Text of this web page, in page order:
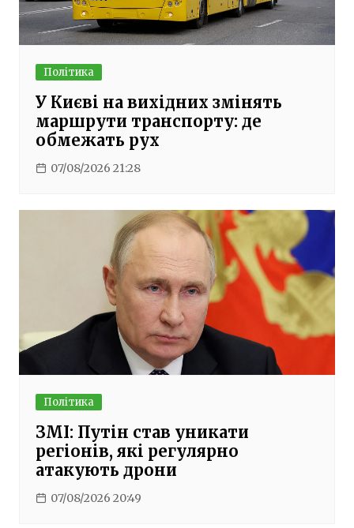
Політика
У Києві на вихідних змінять
маршрути транспорту: де
обмежать рух
07/08/2026 21:28
Політика
ЗМІ: Путін став уникати
регіонів, які регулярно
атакують дрони
07/08/2026 20:49